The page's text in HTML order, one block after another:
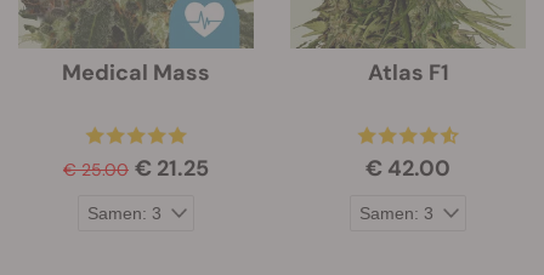
Medical Mass
€ 25.00 € 21.25
Atlas F1
€ 42.00